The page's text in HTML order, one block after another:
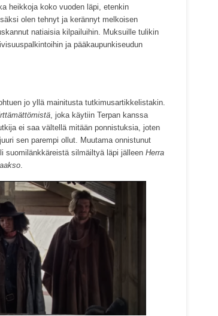
heikkoja koko vuoden läpi, etenkin
olen tehnyt ja kerännyt melkoisen
natiaisia kilpailuihin. Muksuille tulikin
ja pääkaupunkiseudun
jo yllä mainitusta tutkimusartikkelistakin.
, joka käytiin Terpan kanssa
ei saa vältellä mitään ponnistuksia, joten
sen parempi ollut. Muutama onnistunut
suomilänkkäreistä silmäiltyä läpi jälleen Herra